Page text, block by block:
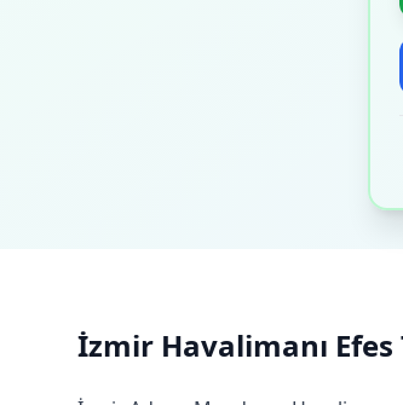
İzmir Havalimanı